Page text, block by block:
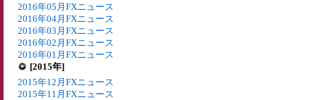
2016年05月FXニュース
2016年04月FXニュース
2016年03月FXニュース
2016年02月FXニュース
2016年01月FXニュース
[2015年]
2015年12月FXニュース
2015年11月FXニュース